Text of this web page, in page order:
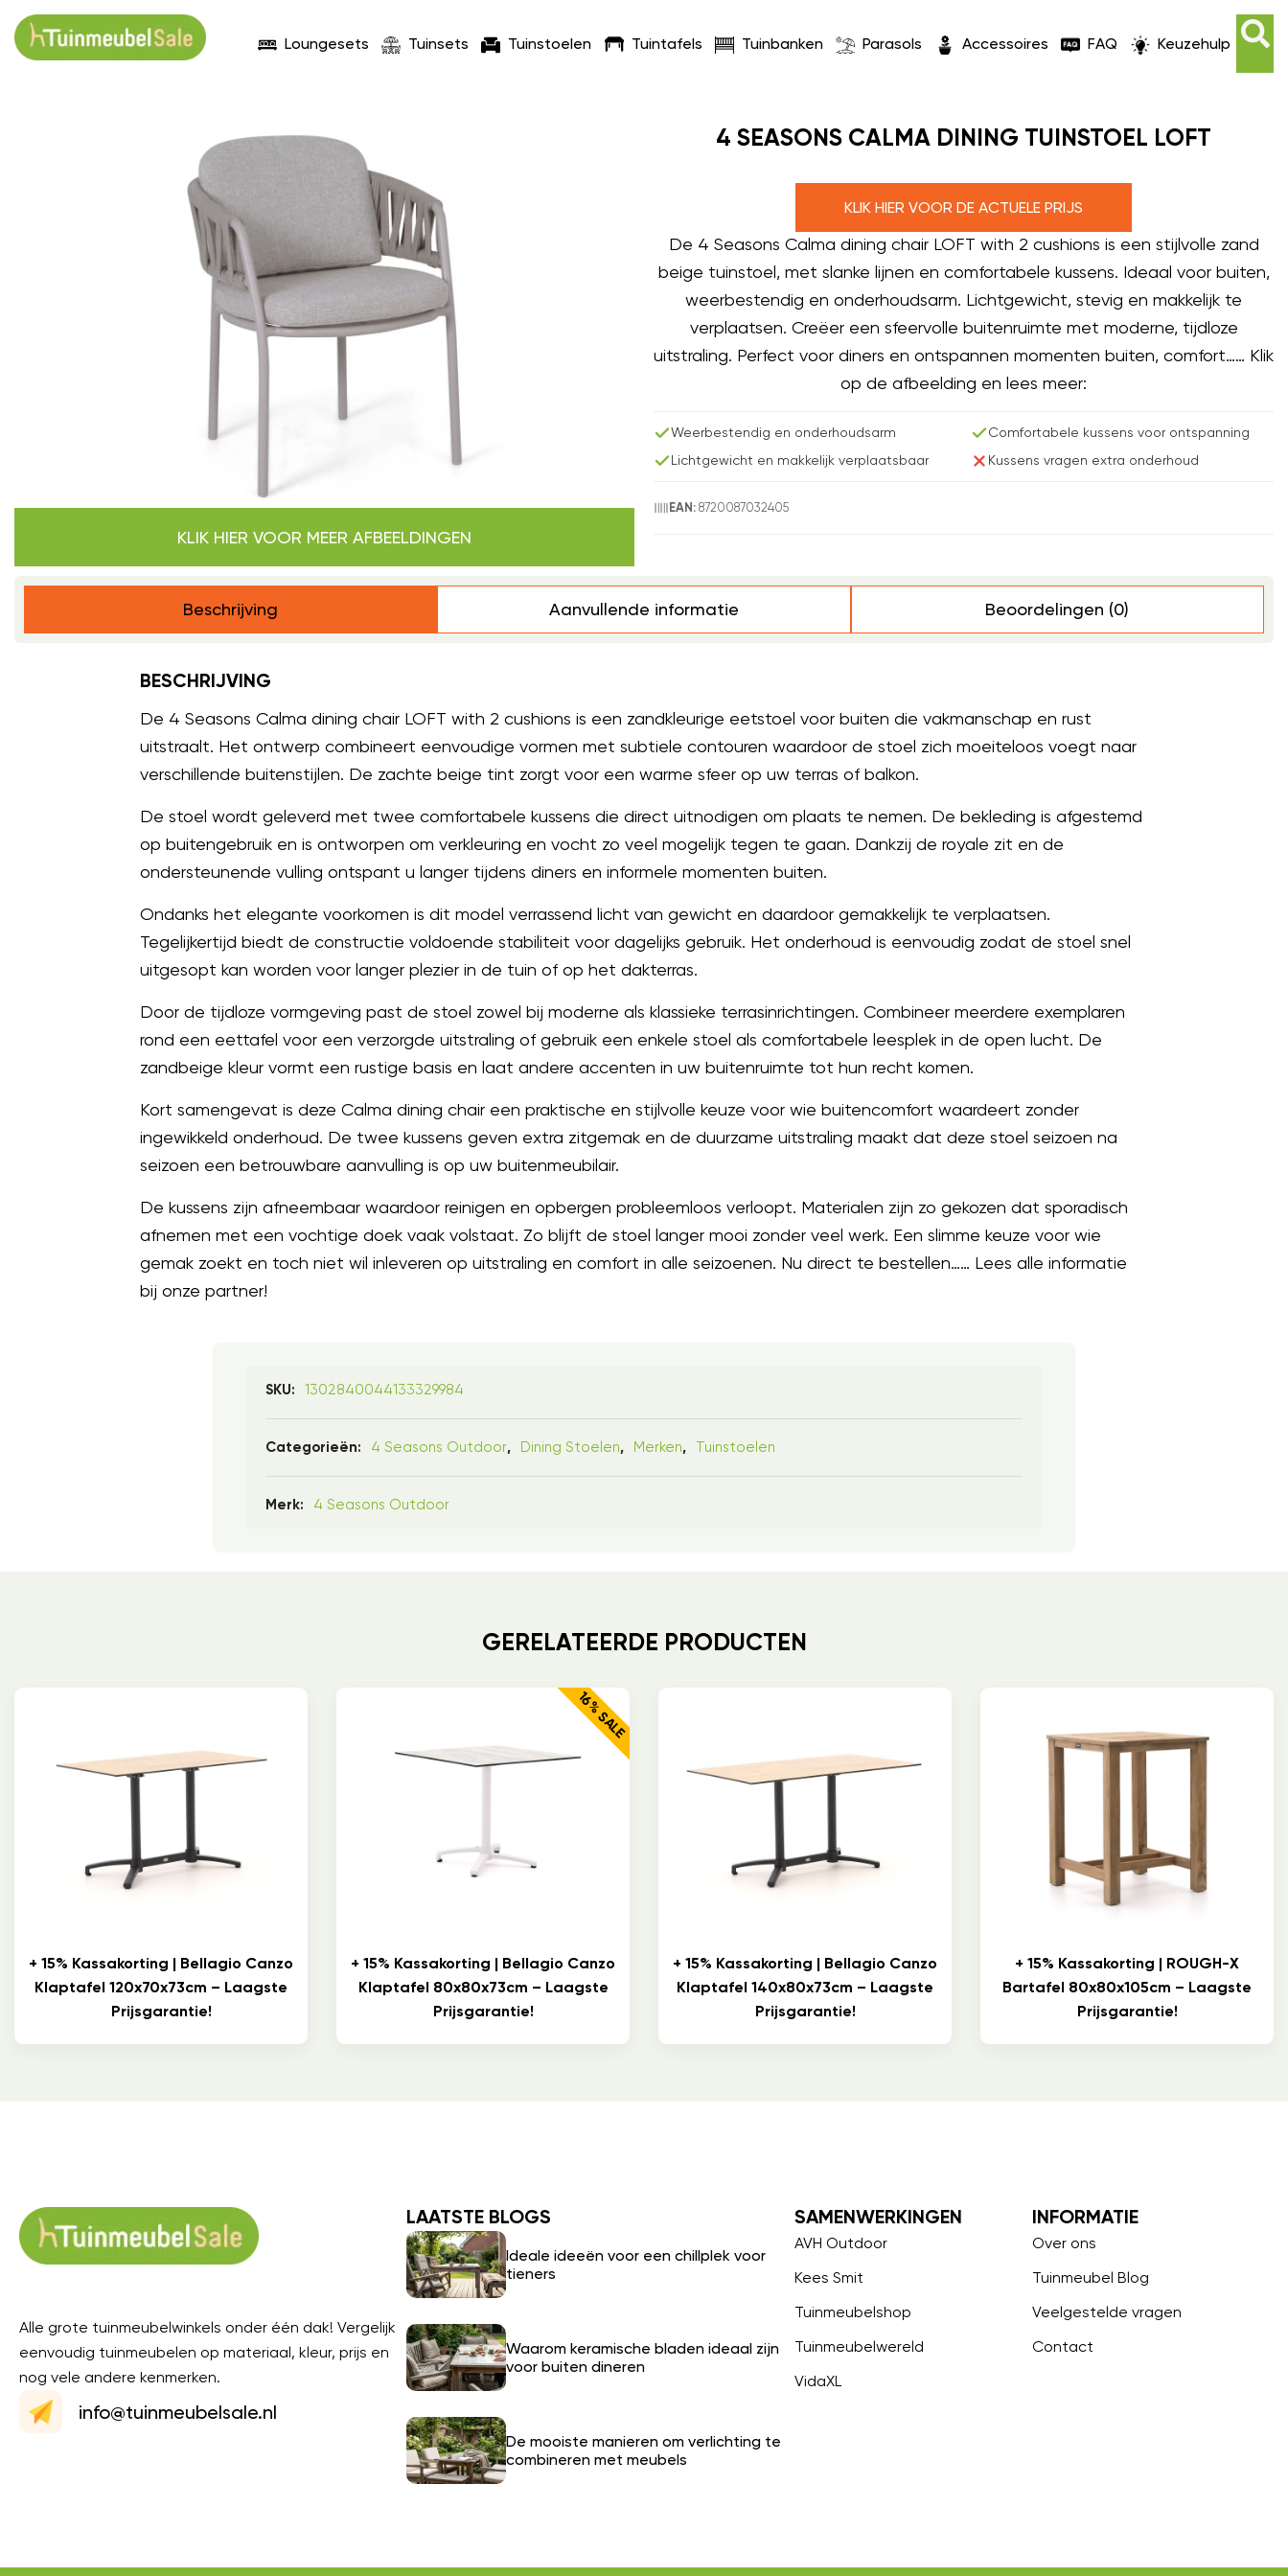
Loungesets Tuinsets Tuinstoelen Tuintafels Tuinbanken Parasols Accessoires FAQ Keuzehulp
KLIK HIER VOOR MEER AFBEELDINGEN
4 SEASONS CALMA DINING TUINSTOEL LOFT
KLIK HIER VOOR DE ACTUELE PRIJS
De 4 Seasons Calma dining chair LOFT with 2 cushions is een stijlvolle zand
beige tuinstoel, met slanke lijnen en comfortabele kussens. Ideaal voor buiten,
weerbestendig en onderhoudsarm. Lichtgewicht, stevig en makkelijk te
verplaatsen. Creëer een sfeervolle buitenruimte met moderne, tijdloze
uitstraling. Perfect voor diners en ontspannen momenten buiten, comfort…… Klik
op de afbeelding en lees meer:
Weerbestendig en onderhoudsarm
Comfortabele kussens voor ontspanning
Lichtgewicht en makkelijk verplaatsbaar
Kussens vragen extra onderhoud
EAN: 8720087032405
Beschrijving Aanvullende informatie Beoordelingen (0)
BESCHRIJVING
De 4 Seasons Calma dining chair LOFT with 2 cushions is een zandkleurige eetstoel voor buiten die vakmanschap en rust
uitstraalt. Het ontwerp combineert eenvoudige vormen met subtiele contouren waardoor de stoel zich moeiteloos voegt naar
verschillende buitenstijlen. De zachte beige tint zorgt voor een warme sfeer op uw terras of balkon.
De stoel wordt geleverd met twee comfortabele kussens die direct uitnodigen om plaats te nemen. De bekleding is afgestemd
op buitengebruik en is ontworpen om verkleuring en vocht zo veel mogelijk tegen te gaan. Dankzij de royale zit en de
ondersteunende vulling ontspant u langer tijdens diners en informele momenten buiten.
Ondanks het elegante voorkomen is dit model verrassend licht van gewicht en daardoor gemakkelijk te verplaatsen.
Tegelijkertijd biedt de constructie voldoende stabiliteit voor dagelijks gebruik. Het onderhoud is eenvoudig zodat de stoel snel
uitgesopt kan worden voor langer plezier in de tuin of op het dakterras.
Door de tijdloze vormgeving past de stoel zowel bij moderne als klassieke terrasinrichtingen. Combineer meerdere exemplaren
rond een eettafel voor een verzorgde uitstraling of gebruik een enkele stoel als comfortabele leesplek in de open lucht. De
zandbeige kleur vormt een rustige basis en laat andere accenten in uw buitenruimte tot hun recht komen.
Kort samengevat is deze Calma dining chair een praktische en stijlvolle keuze voor wie buitencomfort waardeert zonder
ingewikkeld onderhoud. De twee kussens geven extra zitgemak en de duurzame uitstraling maakt dat deze stoel seizoen na
seizoen een betrouwbare aanvulling is op uw buitenmeubilair.
De kussens zijn afneembaar waardoor reinigen en opbergen probleemloos verloopt. Materialen zijn zo gekozen dat sporadisch
afnemen met een vochtige doek vaak volstaat. Zo blijft de stoel langer mooi zonder veel werk. Een slimme keuze voor wie
gemak zoekt en toch niet wil inleveren op uitstraling en comfort in alle seizoenen. Nu direct te bestellen…… Lees alle informatie
bij onze partner!
SKU: 1302840044133329984
Categorieën: 4 Seasons Outdoor, Dining Stoelen, Merken, Tuinstoelen
Merk: 4 Seasons Outdoor
GERELATEERDE PRODUCTEN
+ 15% Kassakorting | Bellagio Canzo
Klaptafel 120x70x73cm – Laagste
Prijsgarantie!
16% SALE
+ 15% Kassakorting | Bellagio Canzo
Klaptafel 80x80x73cm – Laagste
Prijsgarantie!
+ 15% Kassakorting | Bellagio Canzo
Klaptafel 140x80x73cm – Laagste
Prijsgarantie!
+ 15% Kassakorting | ROUGH-X
Bartafel 80x80x105cm – Laagste
Prijsgarantie!
Alle grote tuinmeubelwinkels onder één dak! Vergelijk
eenvoudig tuinmeubelen op materiaal, kleur, prijs en
nog vele andere kenmerken.
info@tuinmeubelsale.nl
LAATSTE BLOGS
Ideale ideeën voor een chillplek voor
tieners
Waarom keramische bladen ideaal zijn
voor buiten dineren
De mooiste manieren om verlichting te
combineren met meubels
SAMENWERKINGEN
AVH Outdoor
Kees Smit
Tuinmeubelshop
Tuinmeubelwereld
VidaXL
INFORMATIE
Over ons
Tuinmeubel Blog
Veelgestelde vragen
Contact